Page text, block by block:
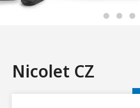
Nicolet CZ